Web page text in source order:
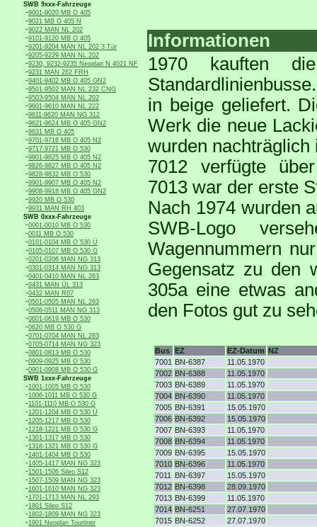
SWB 9xxx-Fahrzeuge
-9001-9020 MB O 405
-9021 MB O 405 N
-9022 MAN NL 202
-9101-9120 MB O 405
-9201-9204 MAN NL 202 3 Tür
-9205-9229 MAN NL 202
-9230, 9232-9235 Neoplan N 4021 NF
-9231 MAN 262 FRH
-9401-9402 MB O 405 GN2
-9501-9502 MAN NL 232 CNG
-9503-9504 MAN NL 202
-9601-9610 MAN NL 222
-9611-9620 MAN NG 312
-9621-9624 MB O 405 GN2
-9631 MB O 405
-9701-9716 MB O 405 N2
-9717-9721 MB O 530
-9801-9825 MB O 405 N2
-9826-9827 MB O 405 N2
-9828-9832 MB O 530
-9901-9907 MB O 405 N2
-9908-9918 MB O 405 GN2
-9920 MB O 530
-9931 MAN RH 403
SWB 0xxx-Fahrzeuge
-0001-0010 MB O 530
-0011 MB O 530
-0101-0104 MB O 530 Ü
-0105-0107 MB O 530 G
-0201-0206 MAN NG 313
-0301-0314 MAN NG 313
-0401-0410 MAN NL 263
-0431 MAN ÜL 313
-0432 MAN R07
-0501-0505 MAN NL 263
-0506-0511 MAN NG 313
-0601-0619 MB O 530
-0620 MB O 530 G
-0701-0704 MAN NL 283
-0705-0714 MAN NG 323
-0801-0813 MB O 530
-0909-0925 MB O 530
-0901-0908 MB O 530 G
SWB 1xxx-Fahrzeuge
-1001-1005 MB O 530
-1006-1011 MB O 530 G
-1101-1110 MB O 530 G
-1201-1204 MB O 530 Ü
-1205-1217 MB O 530
-1218-1221 MB O 530 G
-1301-1317 MB O 530
-1318-1321 MB O 530 G
-1401-1404 MB O 530
-1405-1417 MAN NG 323
-1501-1506 Sileo S12
-1507-1509 MAN NG 323
-1601-1610 MAN NG 323
-1701-1713 MAN NL 293
-1801 Sileo S12
-1802-1809 MAN NG 323
-1901 Neoplan Tourliner
Informationen
1970 kauften
in beige geliefert.
Werk die neue
wurden
7012 verfügte
7013 war der erste
Nach 1974 wurden
SWB-Logo
Wagennummern
Gegensatz zu den
305a eine etwas
den Fotos gut zu
Bus EZ EZ-Datum NZ
7001 BN-6387
11.05.1970
7002 BN-6388
11.05.1970
7003 BN-6389
11.05.1970
7004 BN-6390
11.05.1970
7005 BN-6391
15.05.1970
7006 BN-6392
15.05.1970
7007 BN-6393
11.05.1970
7008 BN-6394
11.05.1970
7009 BN-6395
15.05.1970
7010 BN-6396
11.05.1970
7011
BN-6397
15.05.1970
7012 BN-6398
28.09.1970
7013 BN-6399
11.05.1970
7014 BN-6251
27.07.1970
7015 BN-6252
27.07.1970